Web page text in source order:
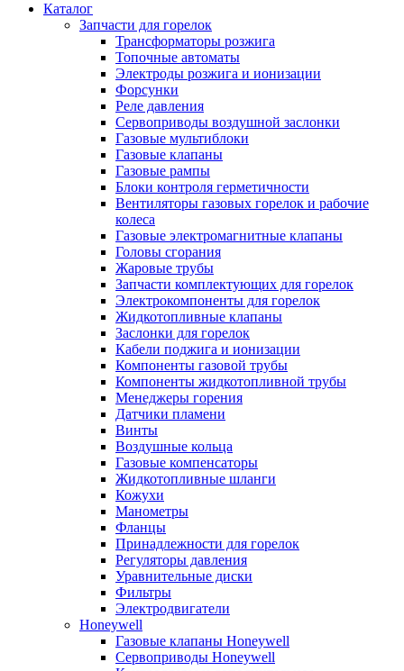
Каталог
Запчасти для горелок
Трансформаторы розжига
Топочные автоматы
Электроды розжига и ионизации
Форсунки
Реле давления
Сервоприводы воздушной заслонки
Газовые мультиблоки
Газовые клапаны
Газовые рампы
Блоки контроля герметичности
Вентиляторы газовых горелок и рабочие
колеса
Газовые электромагнитные клапаны
Головы сгорания
Жаровые трубы
Запчасти комплектующих для горелок
Электрокомпоненты для горелок
Жидкотопливные клапаны
Заслонки для горелок
Кабели поджига и ионизации
Компоненты газовой трубы
Компоненты жидкотопливной трубы
Менеджеры горения
Датчики пламени
Винты
Воздушные кольца
Газовые компенсаторы
Жидкотопливные шланги
Кожухи
Манометры
Фланцы
Принадлежности для горелок
Регуляторы давления
Уравнительные диски
Фильтры
Электродвигатели
Honeywell
Газовые клапаны Honeywell
Сервоприводы Honeywell